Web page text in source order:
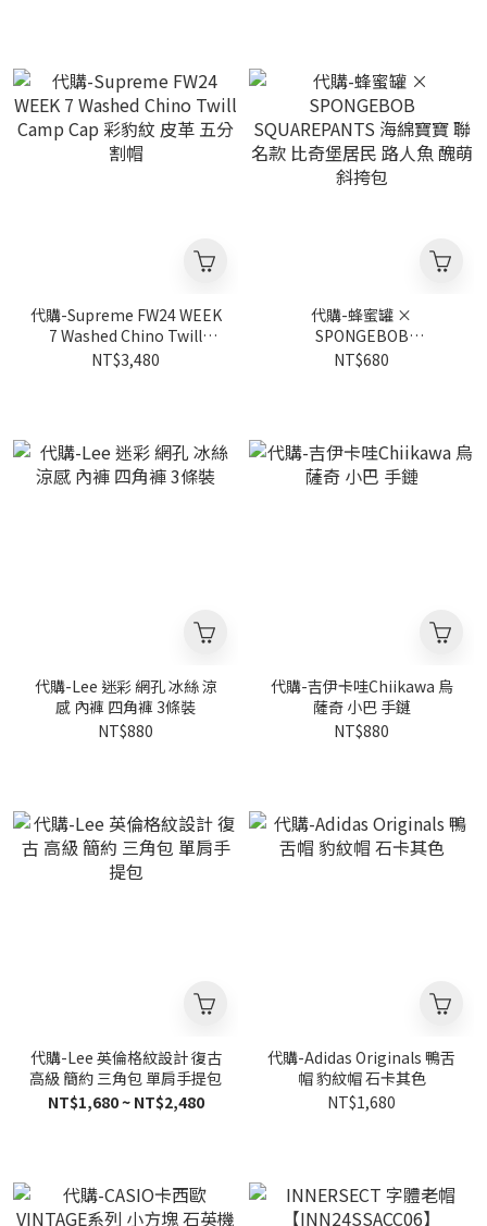
代購-Supreme FW24 WEEK
7 Washed Chino Twill
Camp Cap 彩豹紋 皮革 五分
NT$3,480
代購-蜂蜜罐 ×
SPONGEBOB
SQUAREPANTS 海綿寶寶 聯
NT$680
代購-Lee 迷彩 網孔 冰絲 涼
感 內褲 四角褲 3條裝
NT$880
代購-吉伊卡哇Chiikawa 烏
薩奇 小巴 手鏈
NT$880
代購-Lee 英倫格紋設計 復古
高級 簡約 三角包 單肩手提包
NT$1,680 ~ NT$2,480
代購-Adidas Originals 鴨舌
帽 豹紋帽 石卡其色
NT$1,680